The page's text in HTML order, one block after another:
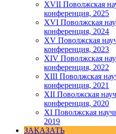
XVII Поволжская
конференция, 2025
XVI Поволжская
конференция, 2024
ХV Поволжская
конференция, 2023
ХIV Поволжская
конференция, 2022
ХIII Поволжская
конференция, 2021
ХII Поволжская
конференция, 2020
XI Поволжская
2019
ЗАКАЗАТЬ